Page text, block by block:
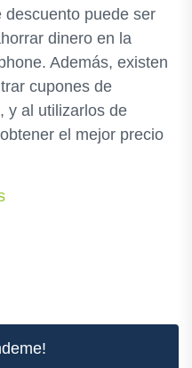
puede ser
dinero en la
Además, existen
cupones de
y al utilizarlos de
el mejor precio